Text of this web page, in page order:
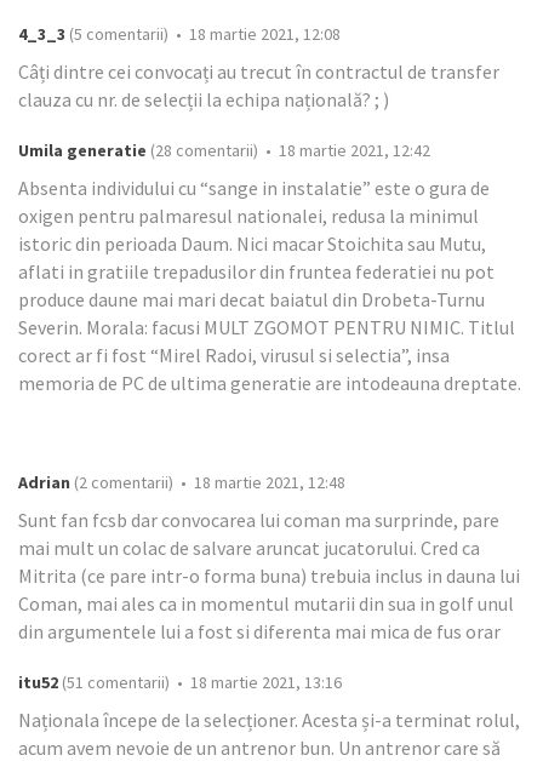
4_3_3 (5 comentarii) • 18 martie 2021, 12:08
Câți dintre cei convocați au trecut în contractul de transfer
clauza cu nr. de selecții la echipa națională? ; )
Umila generatie (28 comentarii) • 18 martie 2021, 12:42
Absenta individului cu “sange in instalatie” este o gura de
oxigen pentru palmaresul nationalei, redusa la minimul
istoric din perioada Daum. Nici macar Stoichita sau Mutu,
aflati in gratiile trepadusilor din fruntea federatiei nu pot
produce daune mai mari decat baiatul din Drobeta-Turnu
Severin. Morala: facusi MULT ZGOMOT PENTRU NIMIC. Titlul
corect ar fi fost “Mirel Radoi, virusul si selectia”, insa
memoria de PC de ultima generatie are intodeauna dreptate.
Adrian (2 comentarii) • 18 martie 2021, 12:48
Sunt fan fcsb dar convocarea lui coman ma surprinde, pare
mai mult un colac de salvare aruncat jucatorului. Cred ca
Mitrita (ce pare intr-o forma buna) trebuia inclus in dauna lui
Coman, mai ales ca in momentul mutarii din sua in golf unul
din argumentele lui a fost si diferenta mai mica de fus orar
itu52 (51 comentarii) • 18 martie 2021, 13:16
Naționala începe de la selecționer. Acesta și-a terminat rolul,
acum avem nevoie de un antrenor bun. Un antrenor care să